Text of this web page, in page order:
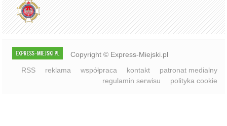
Copyright © Express-Miejski.pl
RSS
reklama współpraca kontakt
patronat medialny
regulamin serwisu
polityka cookie